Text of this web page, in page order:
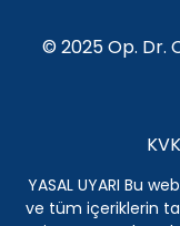
© 2025 Op. Dr.
YASAL UYARI Bu
ve tüm içeriklerin